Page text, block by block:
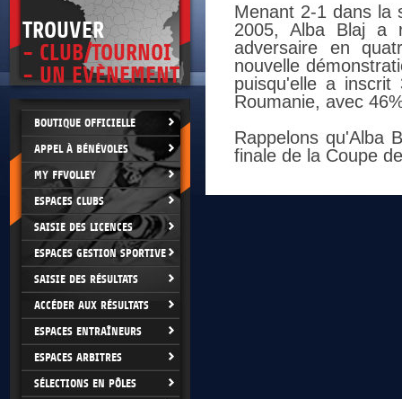
TROUVER
- CLUB/TOURNOI
- UN EVÈNEMENT
BOUTIQUE OFFICIELLE
APPEL À BÉNÉVOLES
MY FFVOLLEY
ESPACES CLUBS
SAISIE DES LICENCES
ESPACES GESTION SPORTIVE
SAISIE DES RÉSULTATS
ACCÉDER AUX RÉSULTATS
ESPACES ENTRAÎNEURS
ESPACES ARBITRES
SÉLECTIONS EN PÔLES
Menant 2-1 dans la
2005, Alba Blaj a
adversaire en
nouvelle
puisqu'elle a
Roumanie, avec
Rappelons qu'Alba
finale de la Coupe